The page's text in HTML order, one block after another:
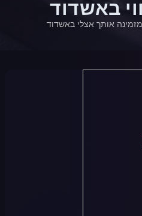
באשדוד
מזמינה אותך אצלי באשדוד